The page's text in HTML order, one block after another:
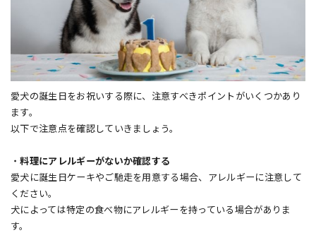
愛犬の誕生日をお祝いする際に、注意すべきポイントがいくつかあり
ます。
以下で注意点を確認していきましょう。
・料理にアレルギーがないか確認する
愛犬に誕生日ケーキやご馳走を用意する場合、アレルギーに注意して
ください。
犬によっては特定の食べ物にアレルギーを持っている場合がありま
す。